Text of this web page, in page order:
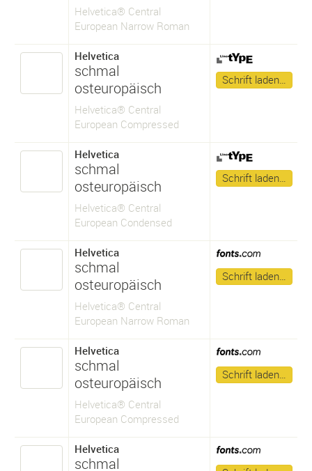
Helvetica® Central
European Narrow Roman
Helvetica
schmal
osteuropäisch
Helvetica® Central
European Compressed
Schrift laden…
Helvetica
schmal
osteuropäisch
Helvetica® Central
European Condensed
Schrift laden…
Helvetica
schmal
osteuropäisch
Helvetica® Central
European Narrow Roman
Schrift laden…
Helvetica
schmal
osteuropäisch
Helvetica® Central
European Compressed
Schrift laden…
Helvetica
schmal